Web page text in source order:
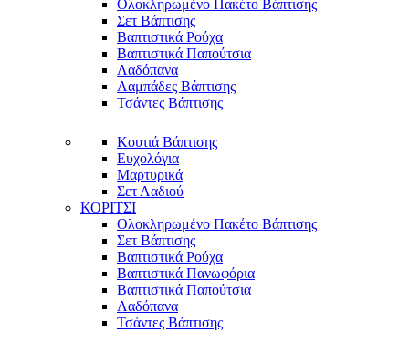
Ολοκληρωμένο Πακέτο Βάπτισης
Σετ Βάπτισης
Βαπτιστικά Ρούχα
Βαπτιστικά Παπούτσια
Λαδόπανα
Λαμπάδες Βάπτισης
Τσάντες Βάπτισης
Κουτιά Βάπτισης
Ευχολόγια
Μαρτυρικά
Σετ Λαδιού
ΚΟΡΙΤΣΙ
Ολοκληρωμένο Πακέτο Βάπτισης
Σετ Βάπτισης
Βαπτιστικά Ρούχα
Βαπτιστικά Πανωφόρια
Βαπτιστικά Παπούτσια
Λαδόπανα
Τσάντες Βάπτισης